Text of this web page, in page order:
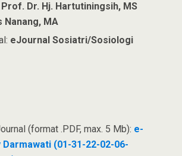
Prof. Dr. Hj. Hartutiningsih, MS
Nanang, MA
eJournal Sosiatri/Sosiologi
(format .PDF, max. 5 Mb): e-
(01-31-22-02-06-